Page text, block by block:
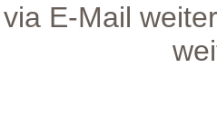
E-Mail